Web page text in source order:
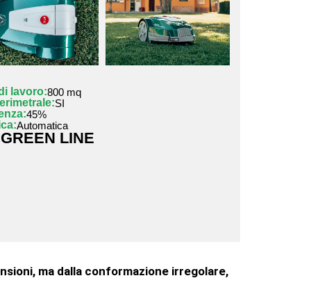
lavoro:800 mq
SI
45%
Automatica
GREEN LINE
ma dalla conformazione irregolare,